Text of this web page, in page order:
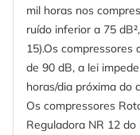
mil horas nos
ruído inferior a 75
15).Os
de 90 dB, a lei
horas/dia próxima do
Os compressores
Reguladora NR 12